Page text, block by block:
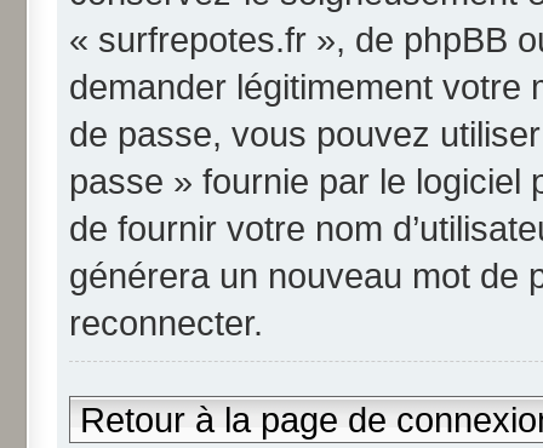
« surfrepotes.fr », de phpBB
demander légitimement votre
de passe, vous pouvez
passe » fournie par le logiciel
de fournir votre nom
générera un nouveau mot de
reconnecter.
Retour à la page de